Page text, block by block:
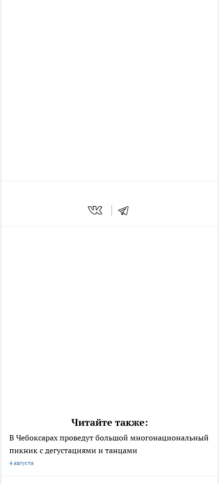
Читайте также:
В Чебоксарах проведут большой многонациональный
пикник с дегустациями и танцами
4 августа